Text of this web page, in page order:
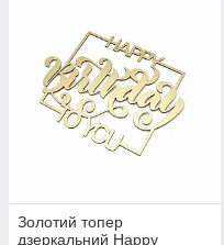
Золотий топер
дзеркальний Happy